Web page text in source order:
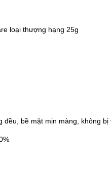
loại thượng hạng 25g
đều, bề mặt mịn màng, không